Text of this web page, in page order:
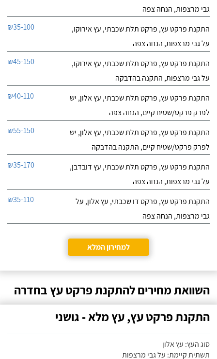
גבי מרצפות, הנחה צפה
התקנת פרקט עץ, פרקט תלת שכבתי, עץ אירוקו,
על גבי מרצפות, הנחה צפה
₪35-100
התקנת פרקט עץ, פרקט תלת שכבתי, עץ אירוקו,
על גבי מרצפות, התקנה בהדבקה
₪45-150
התקנת פרקט עץ, פרקט תלת שכבתי, עץ אלון, יש
לפרק פרקט/שטיח קיים, הנחה צפה
₪40-110
התקנת פרקט עץ, פרקט תלת שכבתי, עץ אלון, יש
לפרק פרקט/שטיח קיים, התקנה בהדבקה
₪55-150
התקנת פרקט עץ, פרקט תלת שכבתי, עץ דובדבן,
על גבי מרצפות, הנחה צפה
₪35-170
התקנת פרקט עץ, פרקט דו שכבתי, עץ אלון, על
גבי מרצפות, הנחה צפה
₪35-110
למחירון המלא
השוואת מחירים להתקנת פרקט עץ בחדרה
התקנת פרקט עץ, עץ מלא - גושני
סוג העץ: עץ אלון
תשתית קיימת: על גבי מרצפות